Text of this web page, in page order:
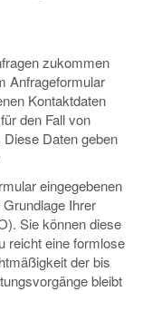
zukommen
Anfrageformular
Kontaktdaten
den Fall von
Daten geben
eingegebenen
Ihrer
Sie können diese
reicht eine formlose
der bis
bleibt